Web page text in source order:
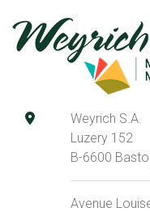
Weyrich S.A.
Luzery 152
B-6600
Avenue